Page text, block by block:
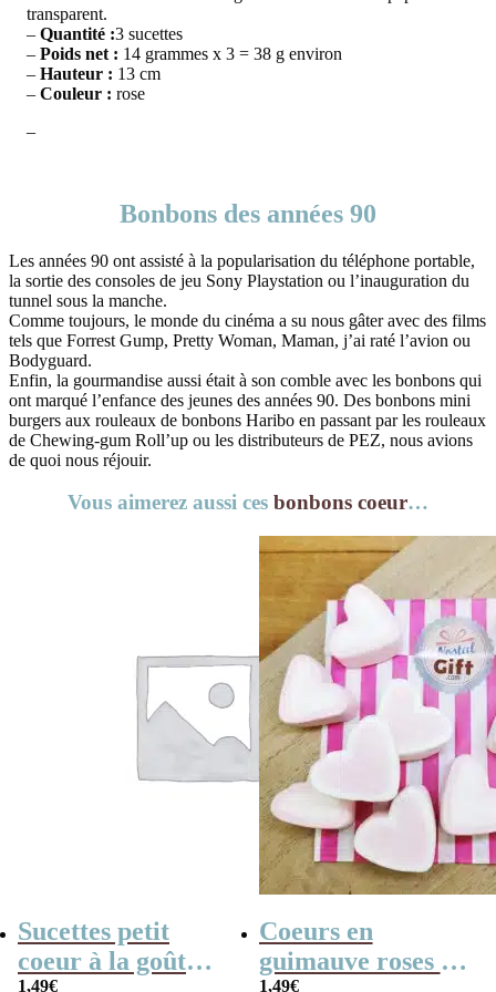
transparent.
– Quantité :3 sucettes
– Poids net : 14 grammes x 3 = 38 g environ
– Hauteur : 13 cm
– Couleur : rose
–
Bonbons des années 90
Les années 90 ont assisté à la popularisation du téléphone portable,
la sortie des consoles de jeu Sony Playstation ou l’inauguration du
tunnel sous la manche.
Comme toujours, le monde du cinéma a su nous gâter avec des films
tels que Forrest Gump, Pretty Woman, Maman, j’ai raté l’avion ou
Bodyguard.
Enfin, la gourmandise aussi était à son comble avec les bonbons qui
ont marqué l’enfance des jeunes des années 90. Des bonbons mini
burgers aux rouleaux de bonbons Haribo en passant par les rouleaux
de Chewing-gum Roll’up ou les distributeurs de PEZ, nous avions
de quoi nous réjouir.
Vous aimerez aussi ces bonbons coeur…
Sucettes petit
coeur à la goût
1,49€
Coeurs en
guimauve roses et
1,49€